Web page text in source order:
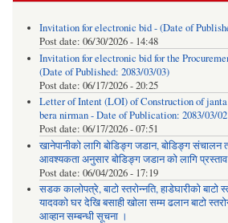
Invitation for electronic bid - (Date of
Post date: 06/30/2026 - 14:48
Invitation for electronic bid for the
(Date of Published: 2083/03/03)
Post date: 06/17/2026 - 20:25
Letter of Intent (LOI) of Construction of
bera nirman - Date of Publication: 2083/03/02
Post date: 06/17/2026 - 07:51
खानेपानीको लागि बोडिङ्ग जडान, बोडिङ्ग संचालन
आवश्यकता अनुसार बोडिङ्ग जडान को लागि
Post date: 06/04/2026 - 17:19
सडक कालोपत्रे, बाटो स्तरोन्नति, हाडेघारीको बाटो
यादवको घर देखि बसाही खोला सम्म ढलान बाटो
आव्हान सम्बन्धी सूचना ।